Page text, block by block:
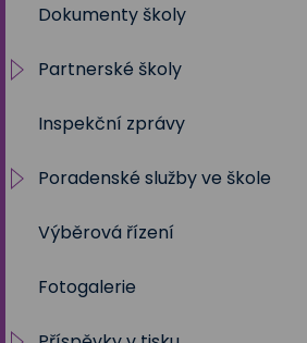
2019/2020
2018/2019
2017/2018
2016/2017
2015/2016
2014/2015
Dokumenty školy
Partnerské školy
Projekty
Inspekční zprávy
Poradenské služby ve škole
Výchovný a kariérní poradce
Metodik prevence
Výběrová řízení
Fotogalerie